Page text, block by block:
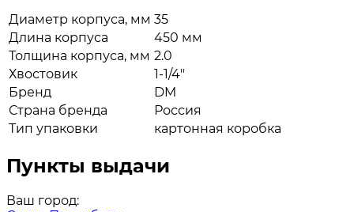
Диаметр корпуса, мм 35
Длина корпуса
450 мм
Толщина корпуса, мм 2.0
Хвостовик
1-1/4"
Бренд
DM
Страна бренда
Россия
Тип упаковки
картонная коробка
Пункты выдачи
Ваш город: